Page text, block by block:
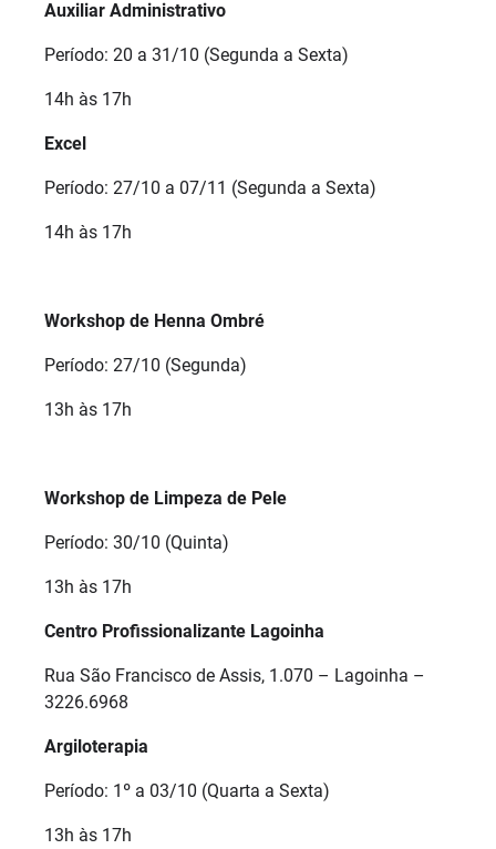
Auxiliar Administrativo
Período: 20 a 31/10 (Segunda a Sexta)
14h às 17h
Excel
Período: 27/10 a 07/11 (Segunda a Sexta)
14h às 17h
Workshop de Henna Ombré
Período: 27/10 (Segunda)
13h às 17h
Workshop de Limpeza de Pele
Período: 30/10 (Quinta)
13h às 17h
Centro Profissionalizante Lagoinha
Rua São Francisco de Assis, 1.070 – Lagoinha –
3226.6968
Argiloterapia
Período: 1º a 03/10 (Quarta a Sexta)
13h às 17h